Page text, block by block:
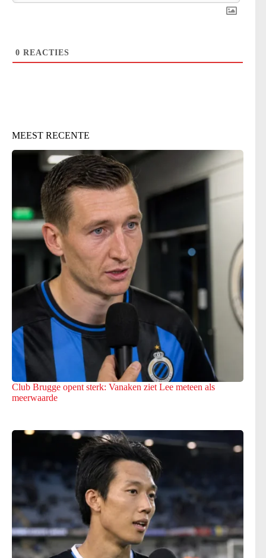
0 REACTIES
MEEST RECENTE
Club Brugge opent sterk: Vanaken ziet Lee meteen als
meerwaarde